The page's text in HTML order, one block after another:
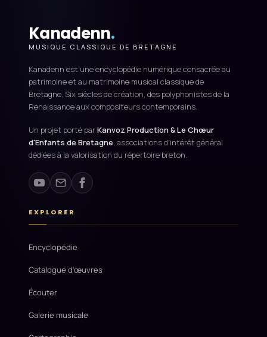
Kanadenn.
MUSIQUE CLASSIQUE DE BRETAGNE
Kanadenn est une encyclopédie numérique consacrée au
patrimoine et au matrimoine musical classique de
Bretagne. Six siècles de création, des polyphonistes de la
Renaissance aux compositeurs contemporains.
Un projet porté parKanvoz Production & Le Chœur
d'Enfants de Bretagne, associations d'intérêt général
dédiées à la valorisation du répertoire breton.
EXPLORER
Encyclopédie
Catalogue d'œuvres
Écouter
Galerie musicale